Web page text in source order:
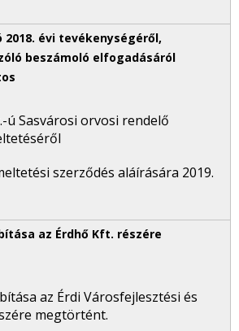
ú Sasvárosi orvosi rendelő
szerződés aláírására 2019.
az Érdi Városfejlesztési és
megtörtént.